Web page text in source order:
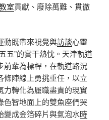
室貢獻、廢除萬難、貫徹
動既帶來視覺與訪談心靈
五”的實干熱忱。天津軌道
前輩為標桿，在軌道路況
條陣線上勇挑重任，以立
力轉化為履職盡責的現實
色智地面上的雙魚座們哭
變成金箔碎片與氣泡水時